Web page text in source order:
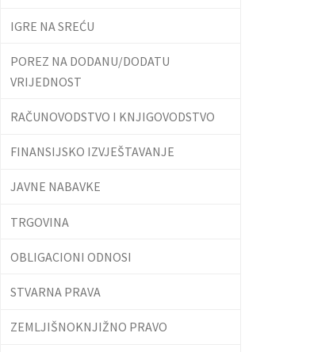
IGRE NA SREĆU
POREZ NA DODANU/DODATU
VRIJEDNOST
RAČUNOVODSTVO I KNJIGOVODSTVO
FINANSIJSKO IZVJEŠTAVANJE
JAVNE NABAVKE
TRGOVINA
OBLIGACIONI ODNOSI
STVARNA PRAVA
ZEMLJIŠNOKNJIŽNO PRAVO